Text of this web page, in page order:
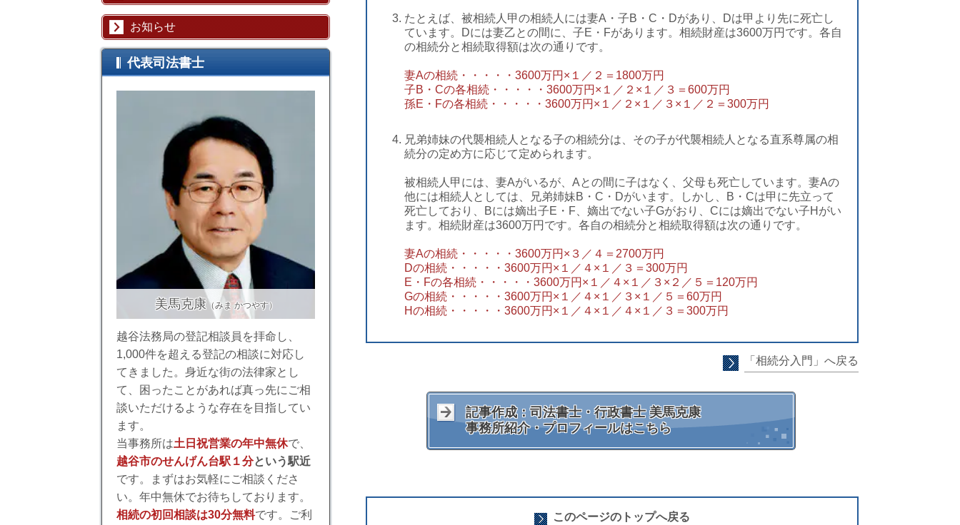
たとえば、被相続人甲の相続人には妻A・子B・C・Dがあり、Dは甲より先に死亡し
ています。Dには妻乙との間に、子E・Fがあります。相続財産は3600万円です。各自
の相続分と相続取得額は次の通りです。
妻Aの相続・・・・・3600万円× １
／２＝1800万円
子B・Cの各相続・・・・・3600万円×１／２×１／３＝600万円
孫E・Fの各相続・・・・・3600万円×１／２×１／３×１／２＝300万円
兄弟姉妹の代襲相続人となる子の相続分は、その子が代襲相続人となる直系尊属の相
続分の定め方に応じて定められます。
被相続人甲には、妻Aがいるが、Aとの間に子はなく、父母も死亡しています。妻Aの
他には相続人としては、兄弟姉妹B・C・Dがいます。しかし、B・Cは甲に先立って
死亡しており、Bには嫡出子E・F、嫡出でない子Gがおり、Cには嫡出でない子Hがい
ます。相続財産は3600万円です。各自の相続分と相続取得額は次の通りです。
妻Aの相続・・・・・3600万円×３／４＝2700万円
Dの相続・・・・・3600万円×１／４×１／３＝300万円
E・Fの各相続・・・・・3600万円×１／４×１／３×２／５＝120万円
Gの相続・・・・・3600万円×１／４×１／３×１／５＝60万円
Hの相続・・・・・3600万円×１／４×１／４×１／３ ＝300万円
「相続分入門」へ戻る
記事作成：司法書士・行政書士 美馬克康
事務所紹介・プロフィールはこちら
このページのトップへ戻る
お知らせ
代表司法書士
美馬克康（みま かつやす）
越谷法務局の登記相談員を拝命し、
1,000件を超える登記の相談に対応し
てきました。身近な街の法律家とし
て、困ったことがあれば真っ先にご相
談いただけるような存在を目指してい
ます。
当事務所は土日祝営業の年中無休で、
越谷市のせんげん台駅１分という駅近
です。まずはお気軽にご相談くださ
い。年中無休でお待ちしております。
相続の初回相談は30分無料です。ご利